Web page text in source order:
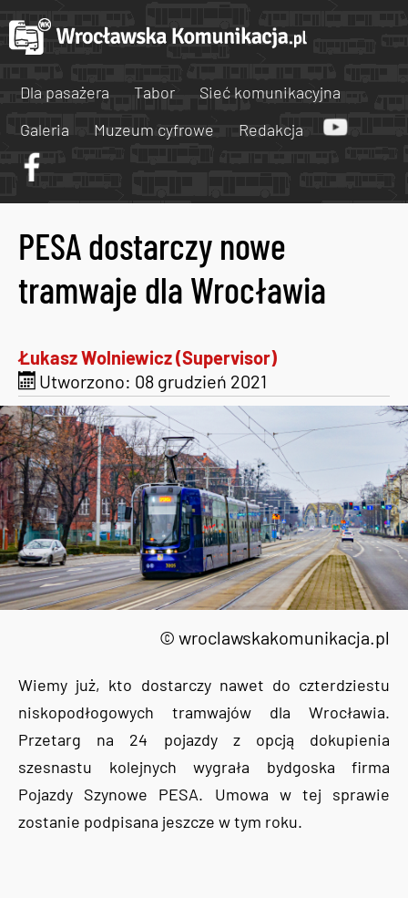
Dla pasażera Tabor
Sieć komunikacyjna
Galeria
Muzeum cyfrowe Redakcja
PESA dostarczy nowe
tramwaje dla Wrocławia
Łukasz Wolniewicz (Supervisor)
Utworzono: 08 grudzień 2021
© wroclawskakomunikacja.pl
Wiemy już, kto dostarczy nawet do czterdziestu
niskopodłogowych tramwajów dla Wrocławia.
Przetarg na 24 pojazdy z opcją dokupienia
szesnastu kolejnych wygrała bydgoska firma
Pojazdy Szynowe PESA. Umowa w tej sprawie
zostanie podpisana jeszcze w tym roku.